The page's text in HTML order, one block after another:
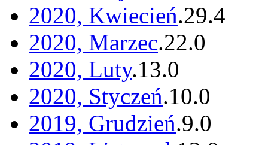
2020, Kwiecień.29.4
2020, Marzec.22.0
2020, Luty.13.0
2020, Styczeń.10.0
2019, Grudzień.9.0